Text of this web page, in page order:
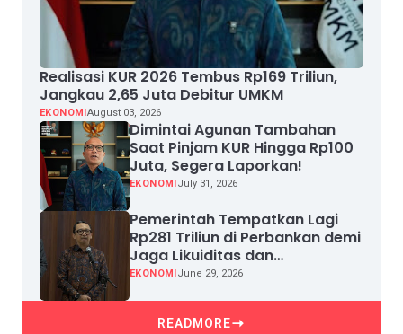
Realisasi KUR 2026 Tembus Rp169 Triliun,
Jangkau 2,65 Juta Debitur UMKM
EKONOMIAugust 03, 2026
Dimintai Agunan Tambahan
Saat Pinjam KUR Hingga Rp100
Juta, Segera Laporkan!
EKONOMIJuly 31, 2026
Pemerintah Tempatkan Lagi
Rp281 Triliun di Perbankan demi
Jaga Likuiditas dan
Pertumbuhan Kredit
EKONOMIJune 29, 2026
READMORE